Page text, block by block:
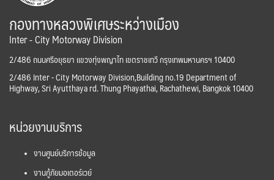
กองทางหลวงพิเศษระหว่างเมือง
Inter - City Motorway Division
2/486 ถนนศรีอยุธยา แขวงทุ่งพญาไท เขตราชเทวี กรุงเทพมหานครฯ 10400
2/486 Inter - City Motorway Division,Building no.19 Department of
Highway, Sri Ayutthaya rd. Thung Phayathai, Rachathewi, Bangkok 10400
หน่วยงานบริการ
งานศูนย์บริการข้อมูล
งานกู้ภัยมอเตอร์เวย์